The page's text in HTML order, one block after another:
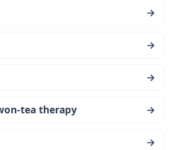
→
→
→
tea therapy →
→